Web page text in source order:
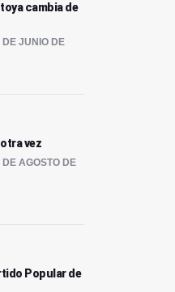
cambia de
JUNIO DE
vez
AGOSTO DE
Popular de